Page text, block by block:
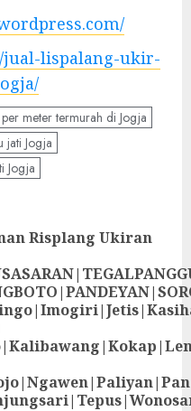
jual-lispalang-ukir-
meter termurah di Jogja
jati Jogja
Jogja
Risplang Ukiran